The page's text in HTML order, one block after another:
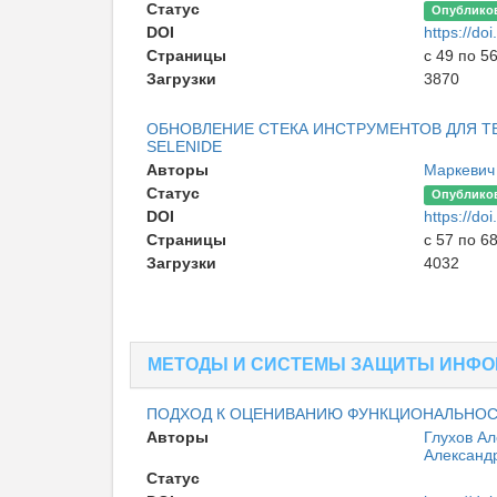
Статус
DOI
https://
Страницы
с 49 по 56
Загрузки
3870
ОБНОВЛЕНИЕ СТЕКА ИНСТРУМЕНТОВ ДЛЯ
SELENIDE
Авторы
Статус
DOI
https://
Страницы
с 57 по 68
Загрузки
4032
МЕТОДЫ И СИСТЕМЫ ЗАЩИТЫ
ПОДХОД К ОЦЕНИВАНИЮ
Авторы
Глухов
Статус